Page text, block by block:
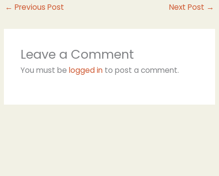
e
b
o
k
er
st
← Previous Post Next Post →
Leave a Comment
You must be logged into post a comment.